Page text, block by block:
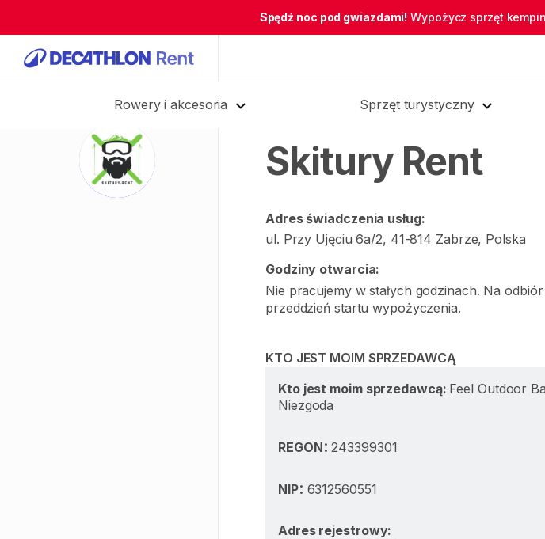
Spędź noc pod gwiazdami! Wypożycz sprzęt
Rowery i akcesoria Sprzęt turystyczny
Skitury Rent
Adres świadczenia usług:
ul. Przy Ujęciu 6a/2, 41-814 Zabrze, Polska
Godziny otwarcia:
Nie pracujemy w stałych godzinach. Na
przeddzień startu wypożyczenia.
KTO JEST MOIM SPRZEDAWCĄ
Kto jest moim sprzedawcą: Feel Outdoor
Niezgoda
REGON:243399301
NIP: 6312560551
Adres rejestrowy: